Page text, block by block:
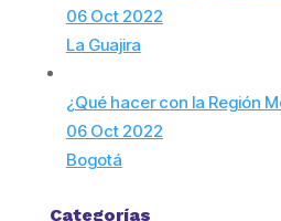
06 Oct 2022
La Guajira
¿Qué hacer con la Región
06 Oct 2022
Bogotá
Categorías